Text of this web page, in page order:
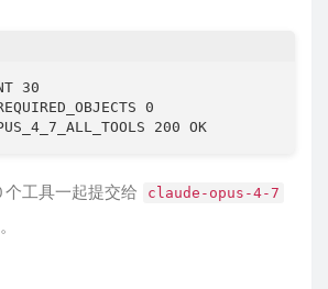
30
0
个工具一起提交给 claude-opus-4-7